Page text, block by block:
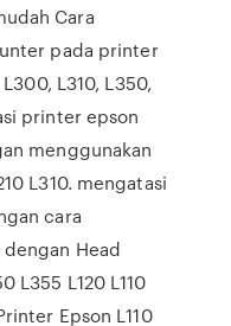
Cara
pada printer
L300, L310, L350,
printer epson
menggunakan
L310. mengatasi
cara
Head
L355 L120 L110
Epson L110